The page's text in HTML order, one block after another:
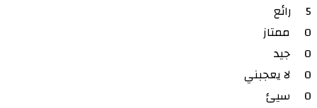
5
رائع
0
ممتاز
0
جيد
0
لا يعجبني
0
سيئ